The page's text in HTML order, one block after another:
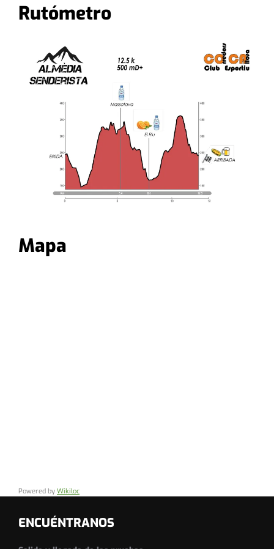
Rutómetro
Mapa
Powered by Wikiloc
ENCUÉNTRANOS